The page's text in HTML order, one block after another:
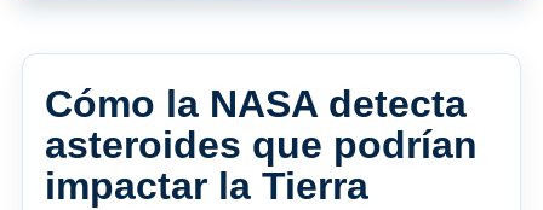
Cómo la NASA detecta
asteroides que podrían
impactar la Tierra